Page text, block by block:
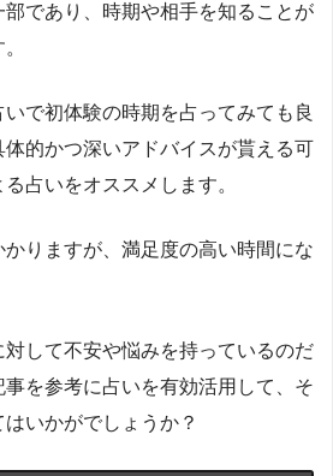
であり、時期や相手を知ることが
で初体験の時期を占ってみても良
的かつ深いアドバイスが貰える可
占いをオススメします。
りますが、満足度の高い時間にな
対して不安や悩みを持っているのだ
を参考に占いを有効活用して、そ
いかがでしょうか？